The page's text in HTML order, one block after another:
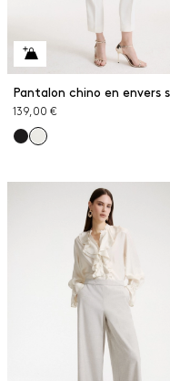
139,00 €